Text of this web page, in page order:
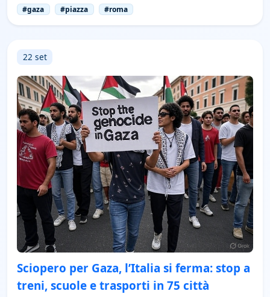
#gaza #piazza #roma
22 set
Sciopero per Gaza, l’Italia si ferma: stop a
treni, scuole e trasporti in 75 città